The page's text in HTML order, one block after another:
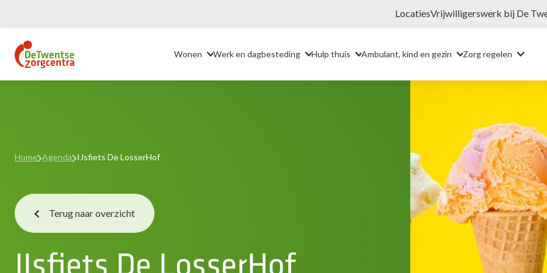
inhoud
LocatiesVrijwilligerswerk bij De
Header
Wonen Werk en dagbesteding Hulp thuis Ambulant, kind en gezin Zorg regelen
Home Agenda IJsfiets De LosserHof
Terug naar overzicht
IJsfiets De LosserHof